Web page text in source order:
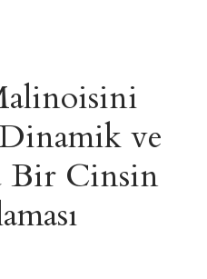
ve
Bir Cinsin